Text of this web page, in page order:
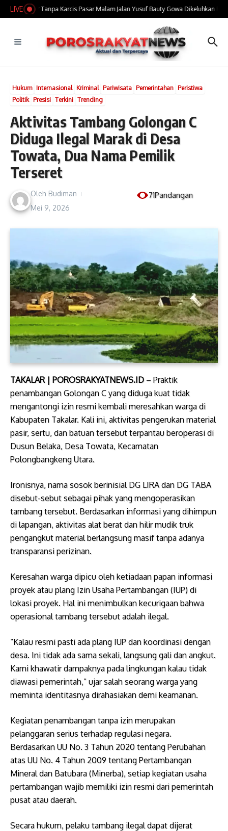
Lewati ke konten
LIVE
Tarif Parkir Tanpa Karcis Pasar Malam Jalan Yusuf Bauty Gowa Dikeluhkan
Hukum Internasional Kriminal Pariwisata Pemerintahan Peristiwa
Politik Presisi Terkini Trending
Aktivitas Tambang Golongan C
Diduga Ilegal Marak di Desa
Towata, Dua Nama Pemilik
Terseret
Oleh Budiman 71Pandangan
Mei 9, 2026
TAKALAR | POROSRAKYATNEWS.ID– Praktik
penambangan Golongan C yang diduga kuat tidak
mengantongi izin resmi kembali meresahkan warga di
Kabupaten Takalar. Kali ini, aktivitas pengerukan material
pasir, sertu, dan batuan tersebut terpantau beroperasi di
Dusun Belaka, Desa Towata, Kecamatan
Polongbangkeng Utara.
Ironisnya, nama sosok berinisial DG LIRA dan DG TABA
disebut-sebut sebagai pihak yang mengoperasikan
tambang tersebut. Berdasarkan informasi yang dihimpun
di lapangan, aktivitas alat berat dan hilir mudik truk
pengangkut material berlangsung masif tanpa adanya
transparansi perizinan.
Keresahan warga dipicu oleh ketiadaan papan informasi
proyek atau plang Izin Usaha Pertambangan (IUP) di
lokasi proyek. Hal ini menimbulkan kecurigaan bahwa
operasional tambang tersebut adalah ilegal.
​“Kalau resmi pasti ada plang IUP dan koordinasi dengan
desa. Ini tidak ada sama sekali, langsung gali dan angkut.
Kami khawatir dampaknya pada lingkungan kalau tidak
diawasi pemerintah,” ujar salah seorang warga yang
meminta identitasnya dirahasiakan demi keamanan.
Kegiatan penambangan tanpa izin merupakan
pelanggaran serius terhadap regulasi negara.
Berdasarkan UU No. 3 Tahun 2020 tentang Perubahan
atas UU No. 4 Tahun 2009 tentang Pertambangan
Mineral dan Batubara (Minerba), setiap kegiatan usaha
pertambangan wajib memiliki izin resmi dari pemerintah
pusat atau daerah.
Secara hukum, pelaku tambang ilegal dapat dijerat